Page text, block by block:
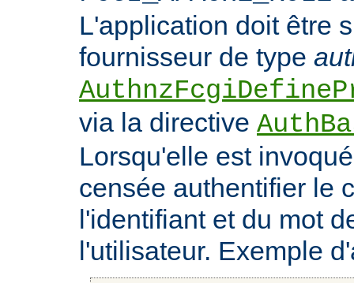
L'application doit être
fournisseur de type
via la directive
Lorsqu'elle est
censée authentifier le
l'identifiant et du mot
l'utilisateur. Exemple